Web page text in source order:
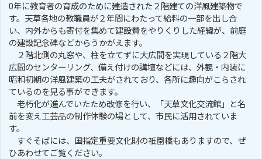
0年に教育者の育成のために建造された２階建ての洋風建築物で
す。天草各地の教職員が２年間にわたって給料の一部を出し合
い、内外からも寄付を集めて建設費をやりくりした経緯が、前庭
の建設記念碑などからうかがえます。
２階北側の丸窓や、柱を立てずに大広間を実現している２階大
広間のセンターリング、備え付けの講壇などには、外観・内装に
昭和初期の洋風建築の工夫がされており、各所に趣向がこらされ
ているのを見る事ができます。
老朽化が進んでいたため改修を行い、「天草文化交流館」と名
前を変え工芸品の制作体験の場として、市民に活用されていま
す。
すぐそばには、国指定重要文化財の衹園橋もありますので、ぜ
ひあわせてご覧ください。